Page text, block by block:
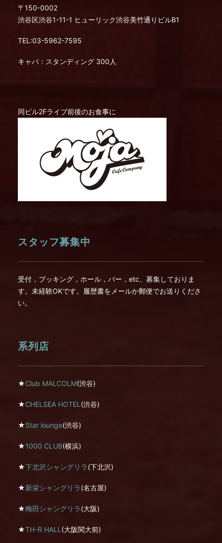
〒150-0002
渋谷区渋谷1-11-1 ヒューリック渋谷美竹通りビルB1
TEL:03-5962-7595
キャパ：スタンディング 300人
同ビル2Fライブ前後のお食事に
スタッフ募集中
受付，ブッキング，ホール，バー，etc、募集しておりま
す。未経験OKです。履歴書をメールか郵便でお送りくださ
い。
系列店
★Club MALCOLM(渋谷)
★CHELSEA HOTEL (渋谷)
★Star lounge(渋谷)
★1000 CLUB(横浜)
★下北沢シャングリラ(下北沢)
★新栄シャングリラ(名古屋)
★梅田シャングリラ(大阪)
★TH-R HALL (大阪関大前)